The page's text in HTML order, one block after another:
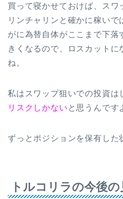
買って寝かせておけば、スワ
リンチャリンと確かに稼いで
がに為替自体がここまで下落
きくなるので、ロスカットに
ね。
私はスワップ狙いでの投資は
リスクしかない と思うんです
ずっとポジションを保有した
トルコリラの今後